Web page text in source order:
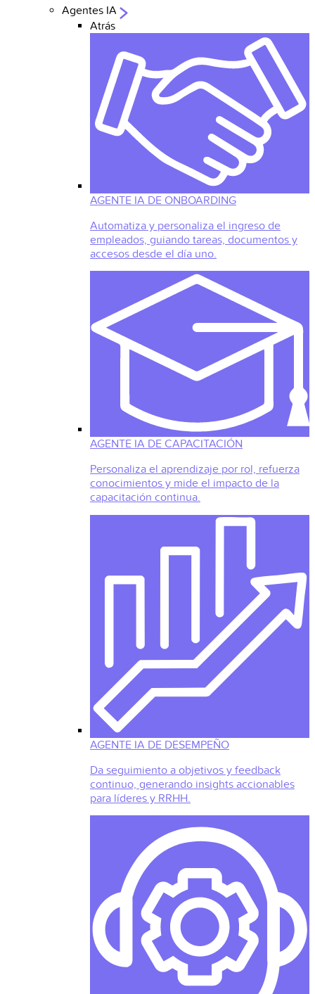
Agentes IA
Atrás
AGENTE IA DE ONBOARDING
Automatiza y personaliza el ingreso de
empleados, guiando tareas, documentos y
accesos desde el día uno.
AGENTE IA DE CAPACITACIÓN
Personaliza el aprendizaje por rol, refuerza
conocimientos y mide el impacto de la
capacitación continua.
AGENTE IA DE DESEMPEÑO
Da seguimiento a objetivos y feedback
continuo, generando insights accionables
para líderes y RRHH.